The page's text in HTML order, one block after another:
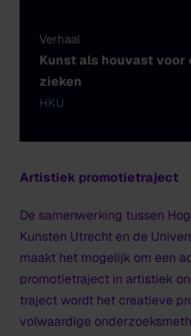
Verhaal
Kunst als houvast voor
zieken
HKU
Artistiek promotietraject
De samenwerking tussen
Kunsten Utrecht en de
maakt het mogelijk om een
promotietraject in artistiek
traject wordt het creatieve
volwaardige